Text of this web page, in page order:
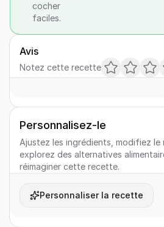
cocher
faciles.
Avis
Notez cette recette
Personnalisez-le
Ajustez les ingrédients, modifiez le
explorez des alternatives
réimaginer cette recette.
Personnaliser la recette